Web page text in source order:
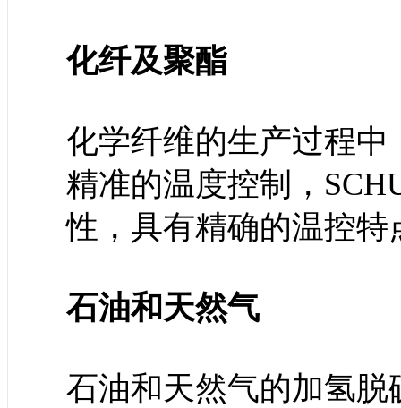
化纤及聚酯
化学纤维的生产过程
精准的温度控制，
性，具有精确的温控
石油和天然气
石油和天然气的加氢